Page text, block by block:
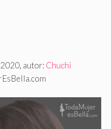
autor: Chuchi